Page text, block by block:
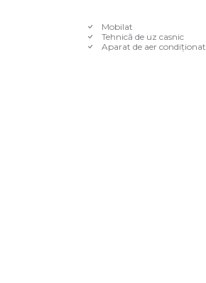
Mobilat
Tehnică de uz casnic
Aparat de aer condiționat